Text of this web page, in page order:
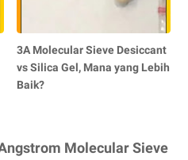
3A Molecular Sieve Desiccant
vs Silica Gel, Mana yang Lebih
Baik?
Molecular Sieve